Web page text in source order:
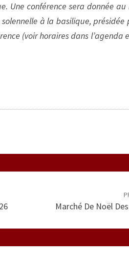
Une conférence sera donnée au
à la basilique,
(voir horaires dans l’agenda
Marché De Noël